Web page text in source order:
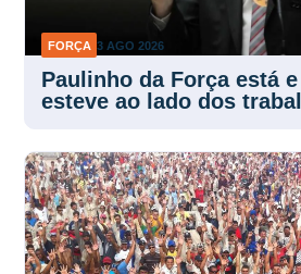
3 AGO 2026
Paulinho da Força está
esteve ao lado dos